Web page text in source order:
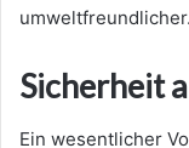
umweltfreundlicher.
Sicherheit
Ein wesentlicher